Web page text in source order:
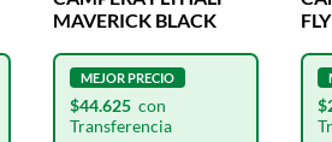
MAVERICK BLACK
$44.625